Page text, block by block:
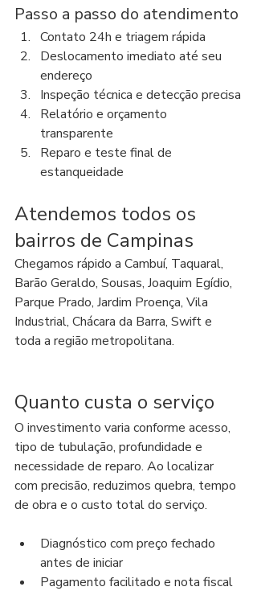
Passo a passo do atendimento
Contato 24h e triagem rápida
Deslocamento imediato até seu
endereço
Inspeção técnica e detecção precisa
Relatório e orçamento
transparente
Reparo e teste final de
estanqueidade
Atendemos todos os
bairros de Campinas
Chegamos rápido a Cambuí, Taquaral,
Barão Geraldo, Sousas, Joaquim Egídio,
Parque Prado, Jardim Proença, Vila
Industrial, Chácara da Barra, Swift e
toda a região metropolitana.
Quanto custa o serviço
O investimento varia conforme acesso,
tipo de tubulação, profundidade e
necessidade de reparo. Ao localizar
com precisão, reduzimos quebra, tempo
de obra e o custo total do serviço.
Diagnóstico com preço fechado
antes de iniciar
Pagamento facilitado e nota fiscal